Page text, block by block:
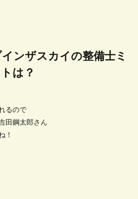
ンザスカイの整備士ミ
は？
るので
田鋼太郎さん
！